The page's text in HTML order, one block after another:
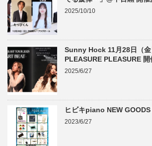
2025/10/10
Sunny Hock 11月28日（金
PLEASURE PLEASURE 開
2025/6/27
ヒビキpiano NEW
2023/6/27